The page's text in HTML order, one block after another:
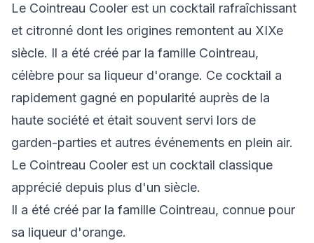
Le Cointreau Cooler est un cocktail rafraîchissant
et citronné dont les origines remontent au XIXe
siècle. Il a été créé par la famille Cointreau,
célèbre pour sa liqueur d'orange. Ce cocktail a
rapidement gagné en popularité auprès de la
haute société et était souvent servi lors de
garden-parties et autres événements en plein air.
Le Cointreau Cooler est un cocktail classique
apprécié depuis plus d'un siècle.
Il a été créé par la famille Cointreau, connue pour
sa liqueur d'orange.